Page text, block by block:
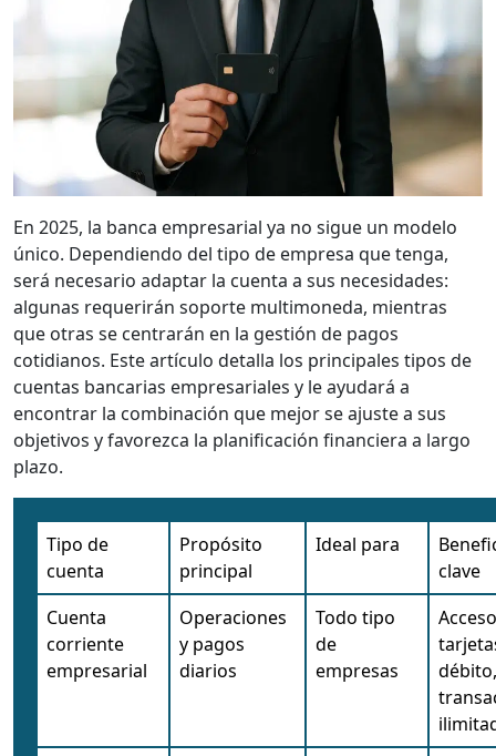
En 2025, la banca empresarial ya no sigue un modelo
único. Dependiendo del tipo de empresa que tenga,
será necesario adaptar la cuenta a sus necesidades:
algunas requerirán soporte multimoneda, mientras
que otras se centrarán en la gestión de pagos
cotidianos. Este artículo detalla los principales tipos de
cuentas bancarias empresariales y le ayudará a
encontrar la combinación que mejor se ajuste a sus
objetivos y favorezca la planificación financiera a largo
plazo.
Tipo de
cuenta
Propósito
principal
Ideal para
clave
Cuenta
corriente
empresarial
Operaciones
y pagos
diarios
Todo tipo
de
empresas
débito,